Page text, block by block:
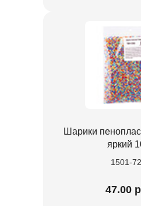
Шарики
яркий
1501-
47.00